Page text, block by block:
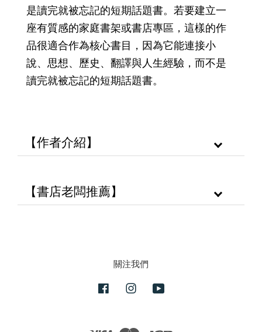
是讀完就被忘記的短期話題書。若要建立一
座有質感的家庭書架或書店專區，這樣的作
品很適合作為核心書目，因為它能連接小
說、思想、歷史、翻譯與人生經驗，而不是
讀完就被忘記的短期話題書。
【作者介紹】
【書店老闆推薦】
關注我們
FacebookInstagram